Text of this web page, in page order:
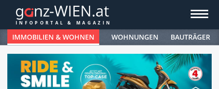
IMMOBILIEN & WOHNEN WOHNUNGEN BAUTRÄGER